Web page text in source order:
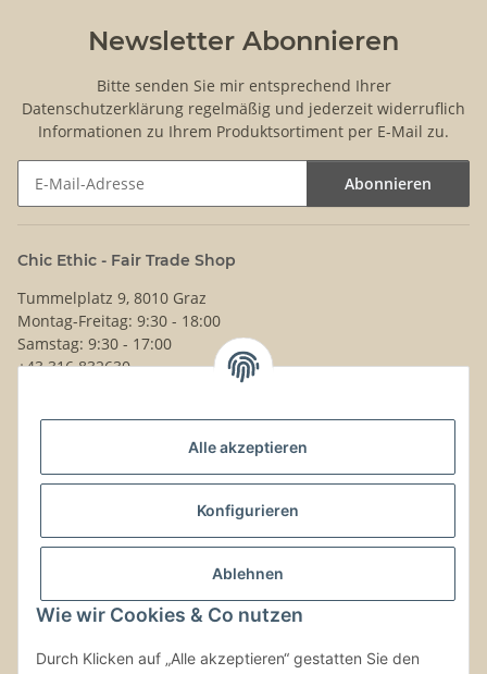
Alle akzeptieren
Konfigurieren
Ablehnen
Wie wir Cookies & Co nutzen
Durch Klicken auf „Alle akzeptieren“ gestatten Sie den
Newsletter Abonnieren
Bitte senden Sie mir entsprechend Ihrer
Datenschutzerklärung regelmäßig und jederzeit widerruflich
Informationen zu Ihrem Produktsortiment per E-Mail zu.
Abonnieren
Chic Ethic - Fair Trade Shop
Tummelplatz 9, 8010 Graz
Montag-Freitag: 9:30 - 18:00
Samstag: 9:30 - 17:00
+43 316 832630
Kontaktinformationen